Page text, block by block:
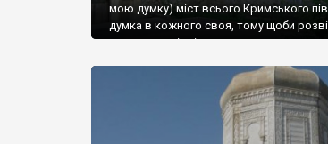
мою думку) міст всього Кримського
думка в кожного своя, тому щоби
запрошую відвідати це